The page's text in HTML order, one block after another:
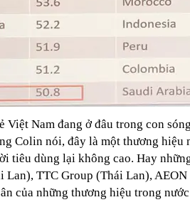
Việt Nam đang ở đâu trong con
Colin nói, đây là một thương hiệu
tiêu dùng lại không cao. Hay
Lan), TTC Group (Thái Lan),
của những thương hiệu trong